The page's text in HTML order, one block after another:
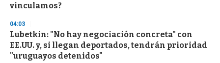
vinculamos?
04:03
Lubetkin: "No hay negociación concreta" con
EE.UU. y, si llegan deportados, tendrán prioridad
"uruguayos detenidos"